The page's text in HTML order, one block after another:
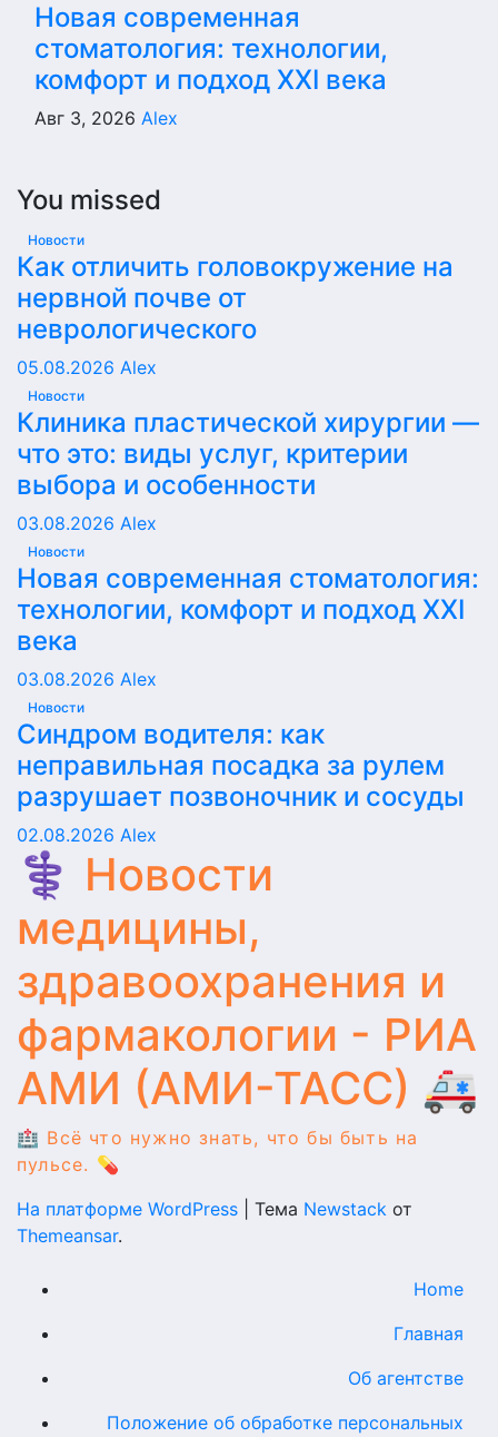
Новая современная
стоматология: технологии,
комфорт и подход XXI века
Авг 3, 2026 Alex
You missed
Новости
Как отличить головокружение на
нервной почве от
неврологического
05.08.2026 Alex
Новости
Клиника пластической хирургии —
что это: виды услуг, критерии
выбора и особенности
03.08.2026 Alex
Новости
Новая современная стоматология:
технологии, комфорт и подход XXI
века
03.08.2026 Alex
Новости
Синдром водителя: как
неправильная посадка за рулем
разрушает позвоночник и сосуды
02.08.2026 Alex
⚕️ Новости
медицины,
здравоохранения и
фармакологии - РИА
АМИ (АМИ-ТАСС) 🚑
🏥 Всё что нужно знать, что бы быть на
пульсе. 💊
На платформе WordPress
Тема Newstack от
Themeansar.
Home
Главная
Об агентстве
Положение об обработке персональных